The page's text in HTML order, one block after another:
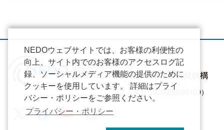
（法人番号 2020005008480）
NEDOウェブサイトでは、お客様の利便性の
向上、サイト内でのお客様のアクセスログ記
録、ソーシャルメディア機能の提供のために
クッキーを使用しています。 詳細はプライ
バシー・ポリシーをご参照ください。
プライバシー・ポリシー